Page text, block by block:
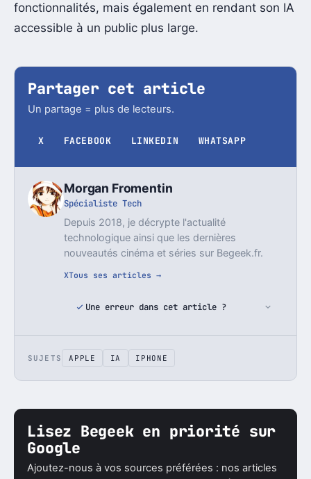
fonctionnalités, mais également en rendant son IA
accessible à un public plus large.
Partager cet article
Un partage = plus de lecteurs.
X FACEBOOK LINKEDIN WHATSAPP
Morgan Fromentin
Spécialiste Tech
Depuis 2018, je décrypte l'actualité
technologique ainsi que les dernières
nouveautés cinéma et séries sur Begeek.fr.
XTous ses articles →
Une erreur dans cet article ?
SUJETS APPLE IA IPHONE
Lisez Begeek en priorité sur
Google
Ajoutez-nous à vos sources préférées : nos articles